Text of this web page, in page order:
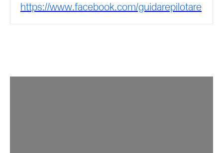
https://www.facebook.com/guidarepilotare